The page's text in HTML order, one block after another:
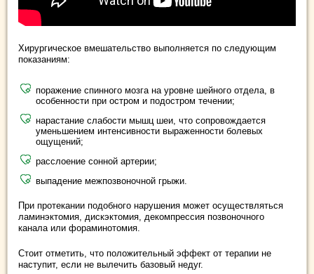
Хирургическое вмешательство выполняется по следующим
показаниям:
поражение спинного мозга на уровне шейного отдела, в
особенности при остром и подостром течении;
нарастание слабости мышц шеи, что сопровождается
уменьшением интенсивности выраженности болевых
ощущений;
расслоение сонной артерии;
выпадение межпозвоночной грыжи.
При протекании подобного нарушения может осуществляться
ламинэктомия, дискэктомия, декомпрессия позвоночного
канала или фораминотомия.
Стоит отметить, что положительный эффект от терапии не
наступит, если не вылечить базовый недуг.